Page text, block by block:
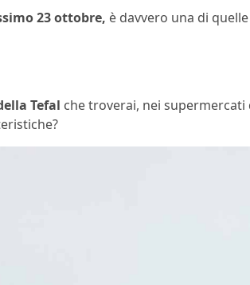
23 ottobre, è davvero una di
Tefal che troverai, nei supermercati